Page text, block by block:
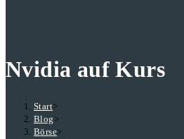
Nvidia auf Kurs
Start>
Blog >
Börse>